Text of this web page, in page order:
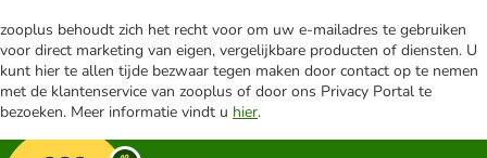
zooplus behoudt zich het recht voor om uw e-mailadres te gebruiken
voor direct marketing van eigen, vergelijkbare producten of diensten. U
kunt hier te allen tijde bezwaar tegen maken door contact op te nemen
met de klantenservice van zooplus of door ons Privacy Portal te
bezoeken. Meer informatie vindt u hier.